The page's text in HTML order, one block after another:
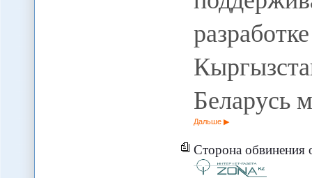
Беларусь
Дальше
Сторона обвинения озвучила меры